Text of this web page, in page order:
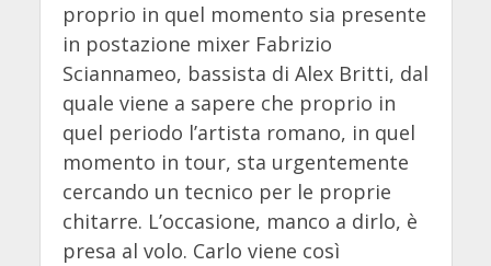
proprio in quel momento sia presente
in postazione mixer Fabrizio
Sciannameo, bassista di Alex Britti, dal
quale viene a sapere che proprio in
quel periodo l’artista romano, in quel
momento in tour, sta urgentemente
cercando un tecnico per le proprie
chitarre. L’occasione, manco a dirlo, è
presa al volo. Carlo viene così